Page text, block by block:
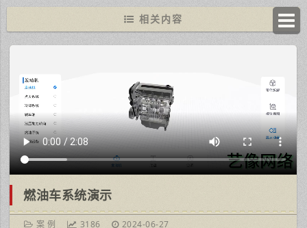
相关内容
燃油车系统演示
案 例 3186 2024-06-27